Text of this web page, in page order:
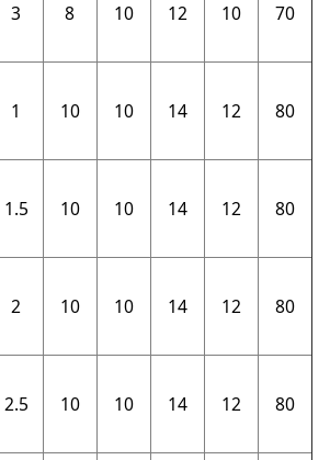
3 8 10 12 10 70
1 10 10 14 12 80
1.5 10 10 14 12 80
2 10 10 14 12 80
2.5 10 10 14 12 80